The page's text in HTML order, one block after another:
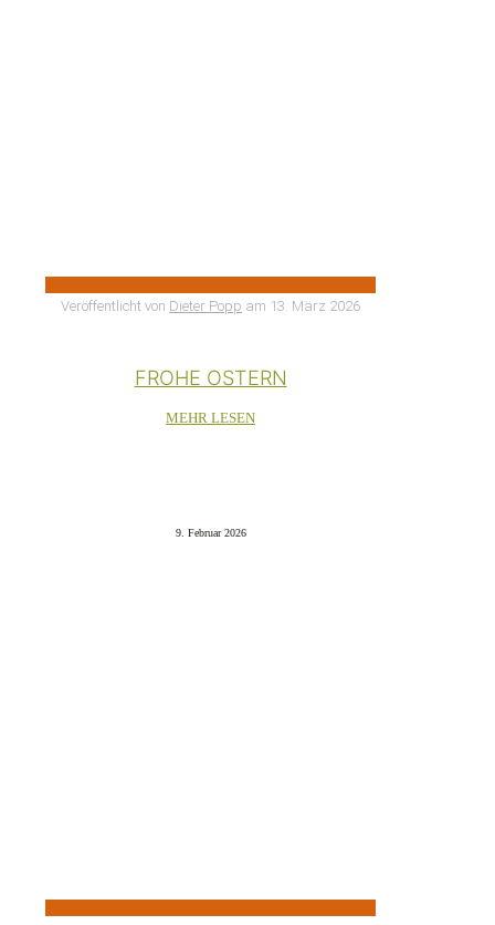
Veröffentlicht von Dieter Popp am 13. März 2026
FROHE OSTERN
MEHR LESEN
9. Februar 2026